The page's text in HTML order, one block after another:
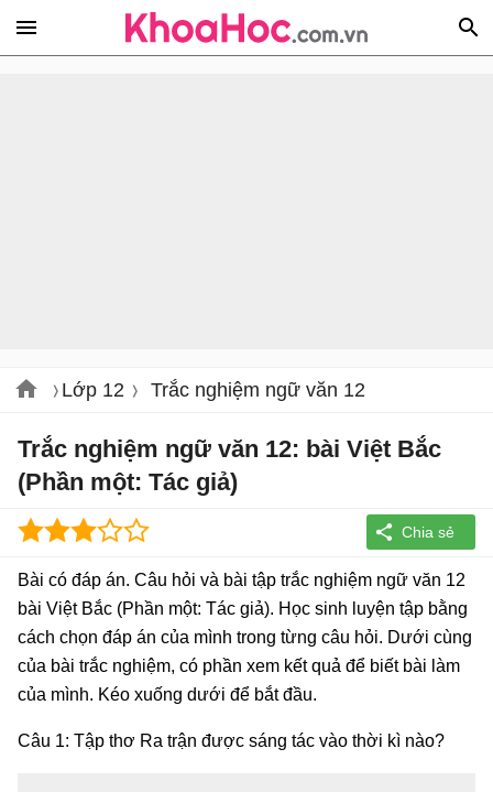
Lớp 12 Trắc nghiệm ngữ văn 12
Trắc nghiệm ngữ văn 12: bài Việt Bắc
(Phần một: Tác giả)
Bài có đáp án. Câu hỏi và bài tập trắc nghiệm ngữ văn 12
bài Việt Bắc (Phần một: Tác giả). Học sinh luyện tập bằng
cách chọn đáp án của mình trong từng câu hỏi. Dưới cùng
của bài trắc nghiệm, có phần xem kết quả để biết bài làm
của mình. Kéo xuống dưới để bắt đầu.
Câu 1: Tập thơ Ra trận được sáng tác vào thời kì nào?